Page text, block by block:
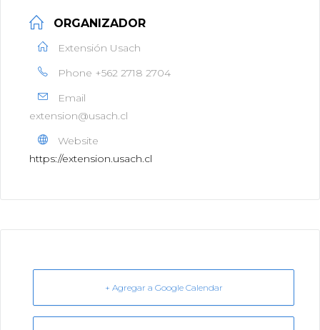
ORGANIZADOR
Extensión Usach
Phone +562 2718 2704
Email
extension@usach.cl
Website
https://extension.usach.cl
+ Agregar a Google Calendar